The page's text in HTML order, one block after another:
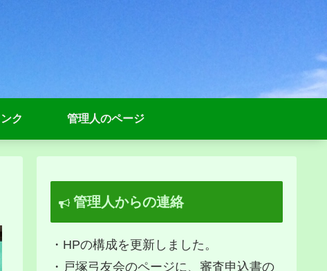
ク 管理人のページ
管理人からの連絡
・HPの構成を更新しました。
・戸塚弓友会のページに、審査申込書の